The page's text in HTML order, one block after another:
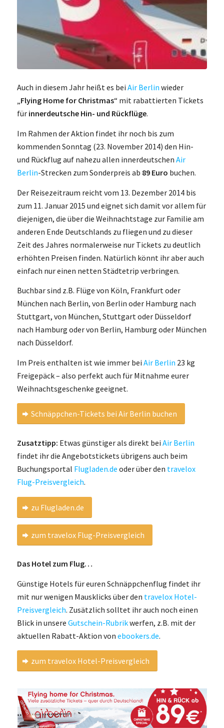
Auch in diesem Jahr heißt es bei Air Berlin wieder
„Flying Home for Christmas“ mit rabattierten Tickets
für innerdeutsche Hin- und Rückflüge.
Im Rahmen der Aktion findet ihr noch bis zum
kommenden Sonntag (23. November 2014) den Hin-
und Rückflug auf nahezu allen innerdeutschen Air
Berlin-Strecken zum Sonderpreis ab 89 Euro buchen.
Der Reisezeitraum reicht vom 13. Dezember 2014 bis
zum 11. Januar 2015 und eignet sich damit vor allem für
diejenigen, die über die Weihnachtstage zur Familie am
anderen Ende Deutschlands zu fliegen und zu dieser
Zeit des Jahres normalerweise nur Tickets zu deutlich
erhöhten Preisen finden. Natürlich könnt ihr aber auch
einfach nur einen netten Städtetrip verbringen.
Buchbar sind z.B. Flüge von Köln, Frankfurt oder
München nach Berlin, von Berlin oder Hamburg nach
Stuttgart, von München, Stuttgart oder Düsseldorf
nach Hamburg oder von Berlin, Hamburg oder München
nach Düsseldorf.
Im Preis enthalten ist wie immer bei Air Berlin 23 kg
Freigepäck – also perfekt auch für Mitnahme eurer
Weihnachtsgeschenke geeignet.
Schnäppchen-Tickets bei Air Berlin buchen
Zusatztipp: Etwas günstiger als direkt bei Air Berlin
findet ihr die Angebotstickets übrigens auch beim
Buchungsportal Flugladen.de oder über den travelox
Flug-Preisvergleich.
zu Flugladen.de
zum travelox Flug-Preisvergleich
Das Hotel zum Flug…
Günstige Hotels für euren Schnäppchenflug findet ihr
mit nur wenigen Mausklicks über den travelox Hotel-
Preisvergleich. Zusätzlich solltet ihr auch noch einen
Blick in unsere Gutschein-Rubrikwerfen, z.B. mit der
aktuellen Rabatt-Aktion von ebookers.de.
zum travelox Hotel-Preisvergleich